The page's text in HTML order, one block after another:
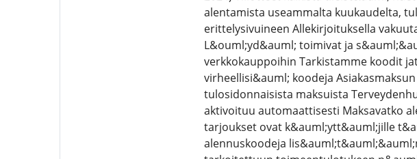
alentamista useammalta kuukaudelta,
erittelysivuineen Allekirjoituksella
L&ouml;yd&auml; toimivat ja
verkkokauppoihin Tarkistamme koodit
virheellisi&auml; koodeja
tulosidonnaisista maksuista
aktivoituu automaattisesti Maksavatko
tarjoukset ovat k&auml;ytt&auml;jille
alennuskoodeja